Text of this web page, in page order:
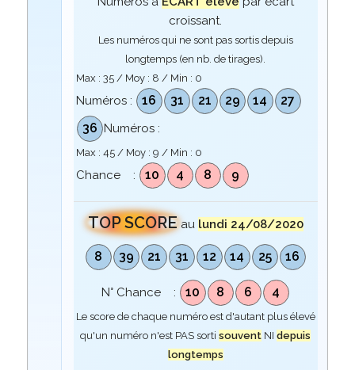
croissant.
Les numéros qui ne sont pas sortis depuis
longtemps (en nb. de tirages).
Max : 35/ Moy : 8 / Min : 0
Numéros : 16 31 21 29 14
27
36 Numéros :
Max : 45/ Moy : 9 / Min : 0
Chance : 10 4 8 9
TOP SCORE au lundi 24/08/2020
8 39 21 31 12 14 25 16
N° Chance : 10 8 6 4
Le score de chaque numéro est d'autant plus élevé
qu'un numéro n'est PAS sortisouvent NIdepuis
longtemps